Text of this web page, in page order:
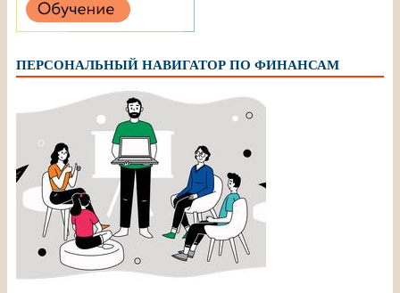
ПЕРСОНАЛЬНЫЙ НАВИГАТОР ПО ФИНАНСАМ